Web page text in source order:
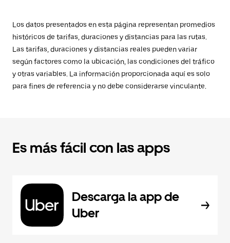
Los datos presentados en esta página representan promedios
históricos de tarifas, duraciones y distancias para las rutas.
Las tarifas, duraciones y distancias reales pueden variar
según factores como la ubicación, las condiciones del tráfico
y otras variables. La información proporcionada aquí es solo
para fines de referencia y no debe considerarse vinculante.
Es más fácil con las apps
Descarga la app de
Uber